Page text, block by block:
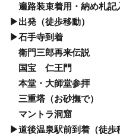
遍路装束着用・納め札記
▶出発（徒歩移動）
▶石手寺到着
衛門三郎再来伝説
国宝 仁王門
本堂・大師堂参拝
三重塔（お砂撫で）
マントラ洞窟
▶道後温泉駅前到着（徒歩